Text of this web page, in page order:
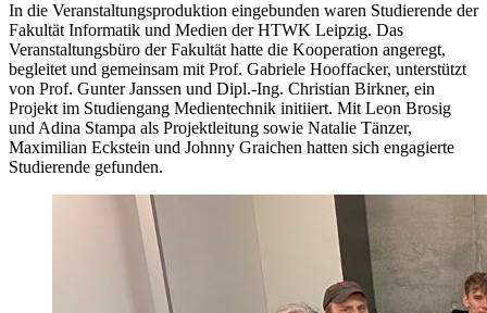
In die Veranstaltungsproduktion eingebunden waren Studierende der
Fakultät Informatik und Medien der HTWK Leipzig. Das
Veranstaltungsbüro der Fakultät hatte die Kooperation angeregt,
begleitet und gemeinsam mit Prof. Gabriele Hooffacker, unterstützt
von Prof. Gunter Janssen und Dipl.-Ing. Christian Birkner, ein
Projekt im Studiengang Medientechnik initiiert. Mit Leon Brosig
und Adina Stampa als Projektleitung sowie Natalie Tänzer,
Maximilian Eckstein und Johnny Graichen hatten sich engagierte
Studierende gefunden.